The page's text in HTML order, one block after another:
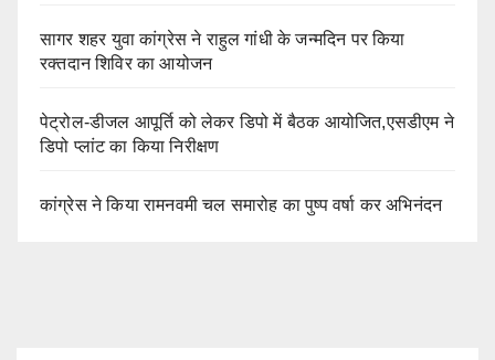
सागर शहर युवा कांग्रेस ने राहुल गांधी के जन्मदिन पर किया
रक्तदान शिविर का आयोजन
पेट्रोल-डीजल आपूर्ति को लेकर डिपो में बैठक आयोजित,एसडीएम ने
डिपो प्लांट का किया निरीक्षण
कांग्रेस ने किया रामनवमी चल समारोह का पुष्प वर्षा कर अभिनंदन